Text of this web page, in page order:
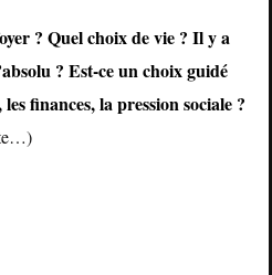
? Quel choix de vie ? Il y a
? Est-ce un choix guidé
finances, la pression sociale ?